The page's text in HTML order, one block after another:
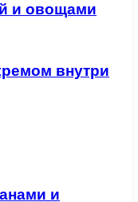
и овощами
внутри
и